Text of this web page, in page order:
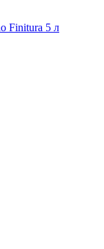
Finitura 5 л